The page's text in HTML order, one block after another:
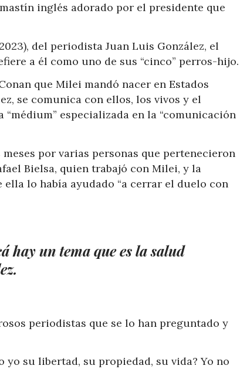
inglés adorado por el presidente que
del periodista Juan Luis González, el
a él como uno de sus “cinco” perros-hijo.
que Milei mandó nacer en Estados
se comunica con ellos, los vivos y el
especializada en la “comunicación
por varias personas que pertenecieron
Bielsa, quien trabajó con Milei, y la
lo había ayudado “a cerrar el duelo con
hay un tema que es la salud
periodistas que se lo han preguntado y
yo su libertad, su propiedad, su vida? Yo no